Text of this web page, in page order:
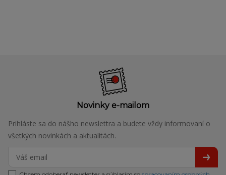
Novinky e-mailom
Prihláste sa do nášho newslettra a budete vždy informovaní o
všetkých novinkách a aktualitách.